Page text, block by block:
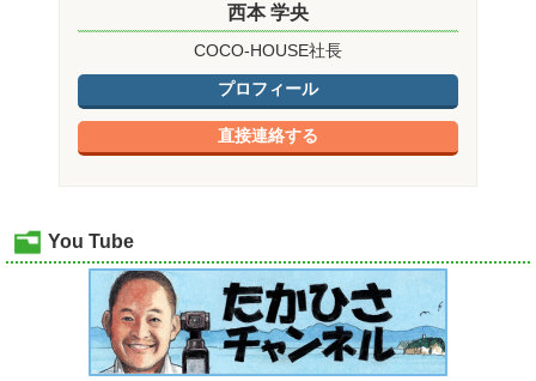
西本 学央
COCO-HOUSE社長
プロフィール
直接連絡する
You Tube